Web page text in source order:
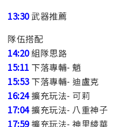
13:30武器推薦
隊伍搭配
14:20組隊思路
15:11 下落專輔- 魈
15:53下落專輔- 迪盧克
16:24擴充玩法- 可莉
17:04擴充玩法- 八重神子
17:59擴充玩法- 神里綾華